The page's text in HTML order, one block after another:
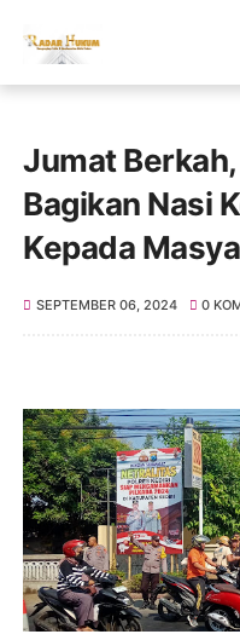
Jumat
Bagikan Nasi
Kepada
SEPTEMBER 06, 2024 0